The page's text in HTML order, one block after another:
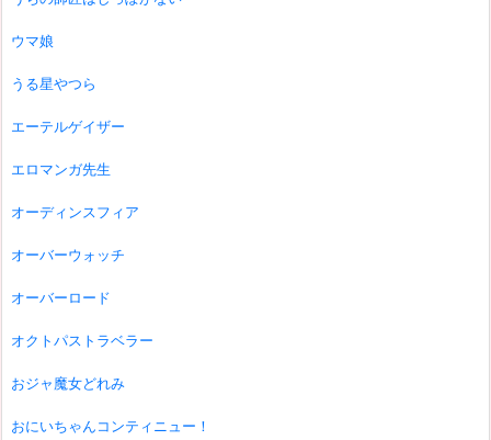
ウマ娘
うる星やつら
エーテルゲイザー
エロマンガ先生
オーディンスフィア
オーバーウォッチ
オーバーロード
オクトパストラベラー
おジャ魔女どれみ
おにいちゃんコンティニュー！